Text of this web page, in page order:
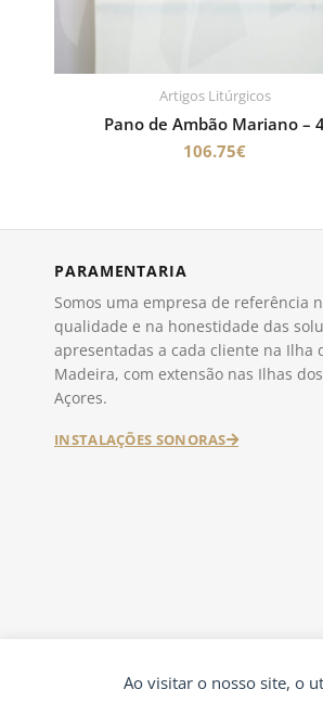
Ao visitar o nosso site, o
Artigos Litúrgicos
Pano de Ambão Mariano –
106.75€
PARAMENTARIA
Somos uma empresa de referência
qualidade e na honestidade das
apresentadas a cada cliente na Ilha
Madeira, com extensão nas Ilhas dos
Açores.
INSTALAÇÕES SONORAS